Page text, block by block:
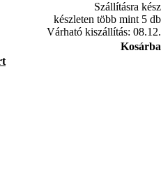
felülete
Szállításra kész
készleten több mint 5 db
Várható kiszállítás: 08.12.
Kosárba